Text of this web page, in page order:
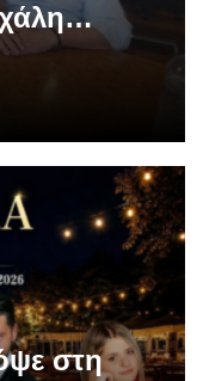
στη